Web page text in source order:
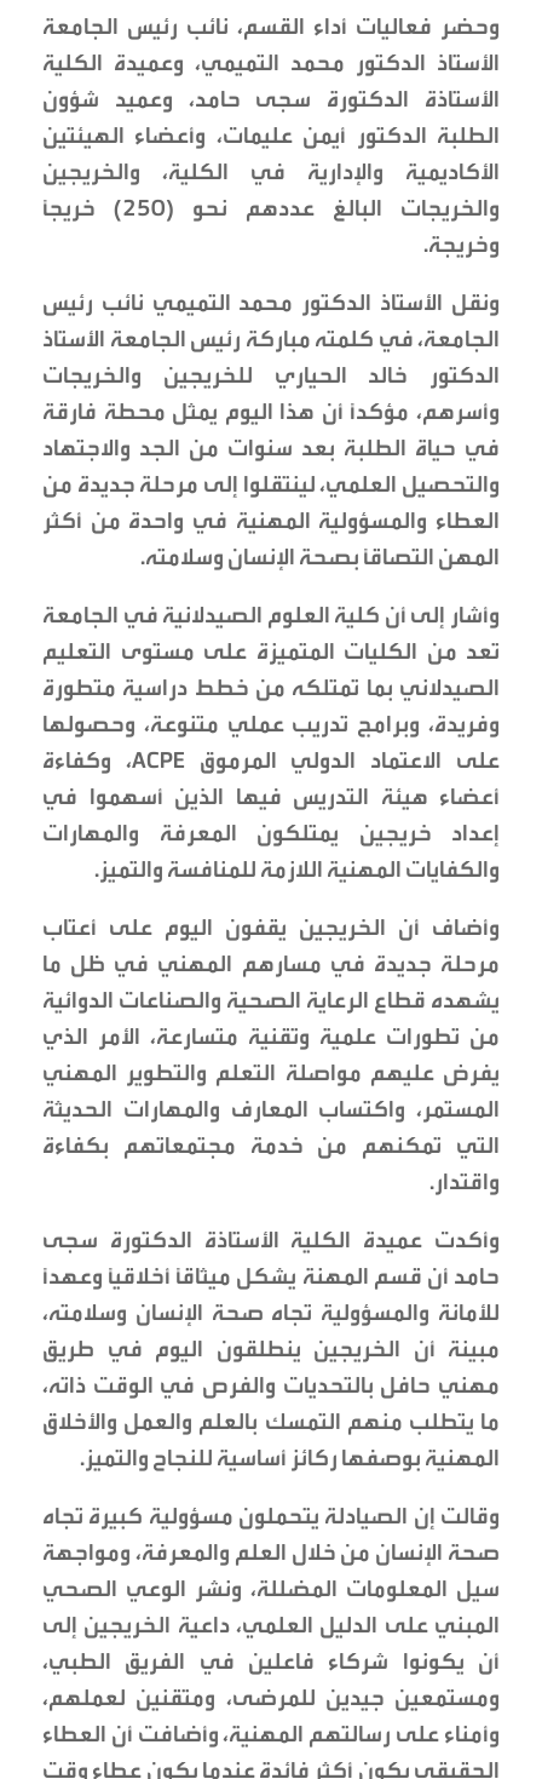
وحضر فعاليات أداء القسم، نائب رئيس الجامعة
الأستاذ الدكتور محمد التميمي، وعميدة الكلية
الأستاذة الدكتورة سجى حامد، وعميد شؤون
الطلبة الدكتور أيمن عليمات، وأعضاء الهيئتين
الأكاديمية والإدارية في الكلية، والخريجين
والخريجات البالغ عددهم نحو (250) خريجًا
وخريجة.
ونقل الأستاذ الدكتور محمد التميمي نائب رئيس
الجامعة، في كلمته مباركة رئيس الجامعة الأستاذ
الدكتور خالد الحياري للخريجين والخريجات
وأسرهم، مؤكدًا أن هذا اليوم يمثل محطة فارقة
في حياة الطلبة بعد سنوات من الجد والاجتهاد
والتحصيل العلمي، لينتقلوا إلى مرحلة جديدة من
العطاء والمسؤولية المهنية في واحدة من أكثر
المهن التصاقًا بصحة الإنسان وسلامته.
وأشار إلى أن كلية العلوم الصيدلانية في الجامعة
تعد من الكليات المتميزة على مستوى التعليم
الصيدلاني بما تمتلكه من خطط دراسية متطورة
وفريدة، وبرامج تدريب عملي متنوعة، وحصولها
على الاعتماد الدولي المرموق ACPE، وكفاءة
أعضاء هيئة التدريس فيها الذين أسهموا في
إعداد خريجين يمتلكون المعرفة والمهارات
والكفايات المهنية اللازمة للمنافسة والتميز.
وأضاف أن الخريجين يقفون اليوم على أعتاب
مرحلة جديدة في مسارهم المهني في ظل ما
يشهده قطاع الرعاية الصحية والصناعات الدوائية
من تطورات علمية وتقنية متسارعة، الأمر الذي
يفرض عليهم مواصلة التعلم والتطوير المهني
المستمر، واكتساب المعارف والمهارات الحديثة
التي تمكنهم من خدمة مجتمعاتهم بكفاءة
واقتدار.
وأكدت عميدة الكلية الأستاذة الدكتورة سجى
حامد أن قسم المهنة يشكل ميثاقًا أخلاقيًا وعهدًا
للأمانة والمسؤولية تجاه صحة الإنسان وسلامته،
مبينة أن الخريجين ينطلقون اليوم في طريق
مهني حافل بالتحديات والفرص في الوقت ذاته،
ما يتطلب منهم التمسك بالعلم والعمل والأخلاق
المهنية بوصفها ركائز أساسية للنجاح والتميز.
وقالت إن الصيادلة يتحملون مسؤولية كبيرة تجاه
صحة الإنسان من خلال العلم والمعرفة، ومواجهة
سيل المعلومات المضللة، ونشر الوعي الصحي
المبني على الدليل العلمي، داعية الخريجين إلى
أن يكونوا شركاء فاعلين في الفريق الطبي،
ومستمعين جيدين للمرضى، ومتقنين لعملهم،
وأمناء على رسالتهم المهنية، وأضافت أن العطاء
الحقيقي يكون أكثر فائدة عندما يكون عطاء وقت